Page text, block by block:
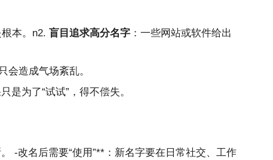
本。n2. 盲目追求高分名字 ：一些网站或软件给出
会造成气场紊乱。
为了“试试”，得不偿失。
-改名后需要“使用”**：新名字要在日常社交、工作